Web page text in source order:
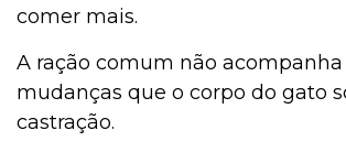
comer mais.
A ração comum não acompanha
mudanças que o corpo do gato
castração.